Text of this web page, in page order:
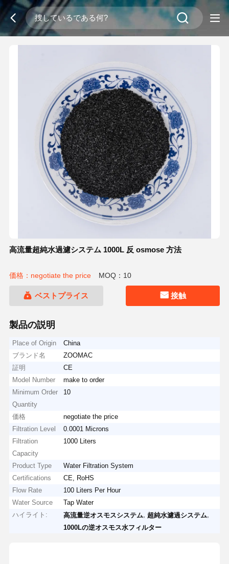
高流量超純水過濾システム 1000L 反 osmose 方法
価格：negotiate the price MOQ：10
ベストプライス 接触
製品の説明
Place of Origin
China
ブランド名
ZOOMAC
証明
CE
Model Number
make to order
Minimum Order
Quantity
10
価格
negotiate the price
Filtration Level
0.0001 Microns
Filtration
Capacity
1000 Liters
Product Type
Water Filtration System
Certifications
CE, RoHS
Flow Rate
100 Liters Per Hour
Water Source
Tap Water
ハイライト:
高流量逆オスモスシステム ,超純水濾過システム
1000Lの逆オスモス水フィルター